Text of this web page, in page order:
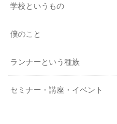
学校というもの
僕のこと
ランナーという種族
セミナー・講座・イベント